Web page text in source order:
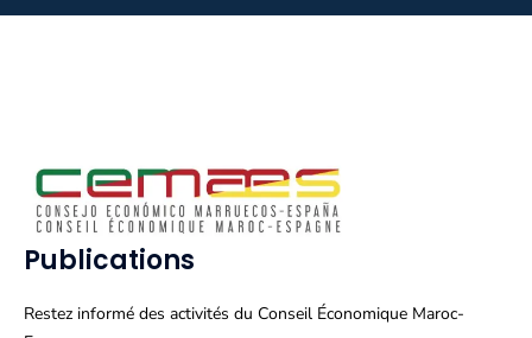
Publications
Restez informé des activités du Conseil Économique Maroc-